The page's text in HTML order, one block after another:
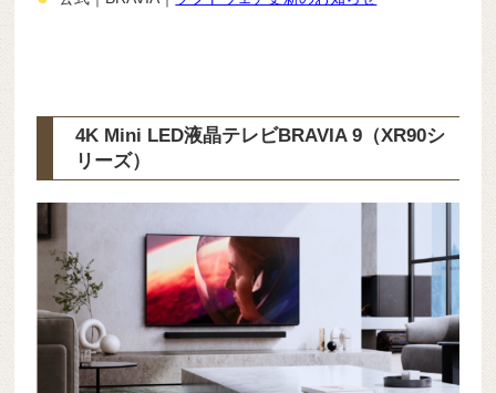
4K Mini LED液晶テレビBRAVIA 9（XR90シ
リーズ）